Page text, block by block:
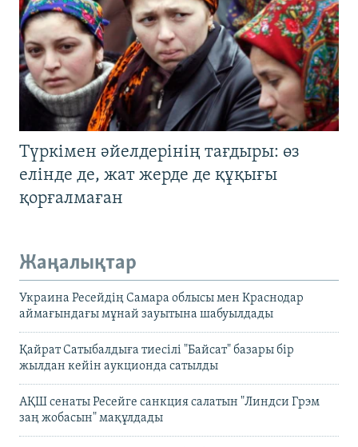
Түркімен әйелдерінің тағдыры: өз
елінде де, жат жерде де құқығы
қорғалмаған
Жаңалықтар
Украина Ресейдің Самара облысы мен Краснодар
аймағындағы мұнай зауытына шабуылдады
Қайрат Сатыбалдыға тиесілі "Байсат" базары бір
жылдан кейін аукционда сатылды
АҚШ сенаты Ресейге санкция салатын "Линдси Грэм
заң жобасын" мақұлдады